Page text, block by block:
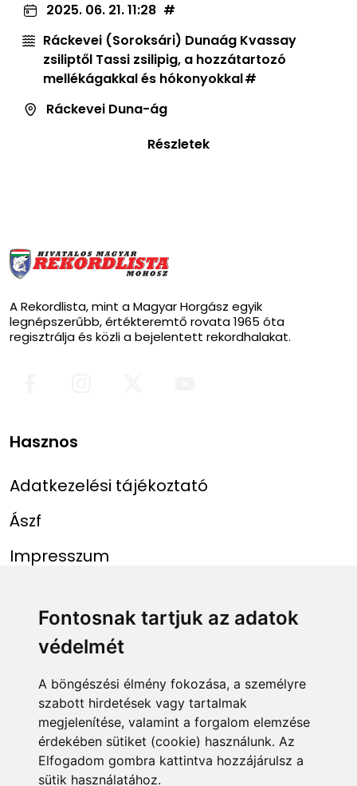
Fontosnak tartjuk az adatok
védelmét
A böngészési élmény fokozása, a személyre
szabott hirdetések vagy tartalmak
megjelenítése, valamint a forgalom elemzése
érdekében sütiket (cookie) használunk. Az
Elfogadom gombra kattintva hozzájárulsz a
sütik használatához.
2025. 06. 21. 11:28
Ráckevei (Soroksári) Dunaág Kvassay
zsiliptől Tassi zsilipig, a hozzátartozó
mellékágakkal és hókonyokkal
Ráckevei Duna-ág
Részletek
A Rekordlista, mint a Magyar Horgász egyik
legnépszerűbb, értékteremtő rovata 1965 óta
regisztrálja és közli a bejelentett rekordhalakat.
Hasznos
Adatkezelési tájékoztató
Ászf
Impresszum
Menü
Főoldal
Rekordlista
Abszolút rekordlista
Rekord bejelentése
Linkek
mohosz.hu
horgaszjegy.hu